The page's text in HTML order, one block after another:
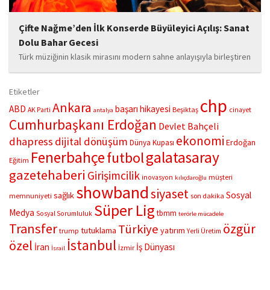
Çifte Nağme’den İlk Konserde Büyüleyici Açılış: Sanat
Dolu Bahar Gecesi
Türk müziğinin klasik mirasını modern sahne anlayışıyla birleştiren
“Çifte Nağme” projesi, ilk konserini İstanbul Ataşehir’de bulunan
buluşturdu. Yoğun katılımla gerçekleşen gece, müzikal çeşitlilik
ve...
Etiketler
ABD AK Parti Ankara antalya başarı hikayesi Beşiktaş chp cinayet
Cumhurbaşkanı Erdoğan Devlet Bahçeli
dhapress dijital dönüşüm Dünya Kupası ekonomi Erdoğan
Eğitim Fenerbahçefutbolgalatasaray
gazetehaberi Girişimcilik inovasyon kılıçdaroğlu müşteri
memnuniyeti sağlık showbandsiyaset son dakika Sosyal
Medya Sosyal Sorumluluk Süper Lig tbmm terörle mücadele
Transfer trump tutuklama Türkiye yatırım Yerli Üretim özgür
özel İran İsrail İstanbul İzmir İş Dünyası